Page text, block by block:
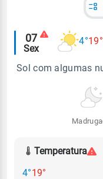
Alertas
meteorológicos
07
Sex
4°19°
Sol com algumas
Temperatura
4°19°